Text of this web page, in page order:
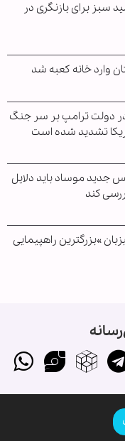
سبز برای بازنگری در
وارد خانه کعبه شد
دولت ترامپ بر سر جنگ
تشدید شده است
جدید موساد باید دلایل
کند
»بزرگترین راهپیمایی